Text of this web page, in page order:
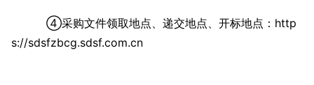
④采购文件领取地点、递交地点、开标地点：http
s://sdsfzbcg.sdsf.com.cn